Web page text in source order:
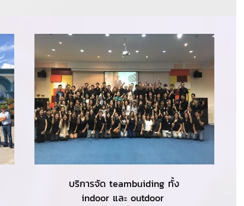
บริการจัด teambuiding ทั้ง
indoor และ outdoor